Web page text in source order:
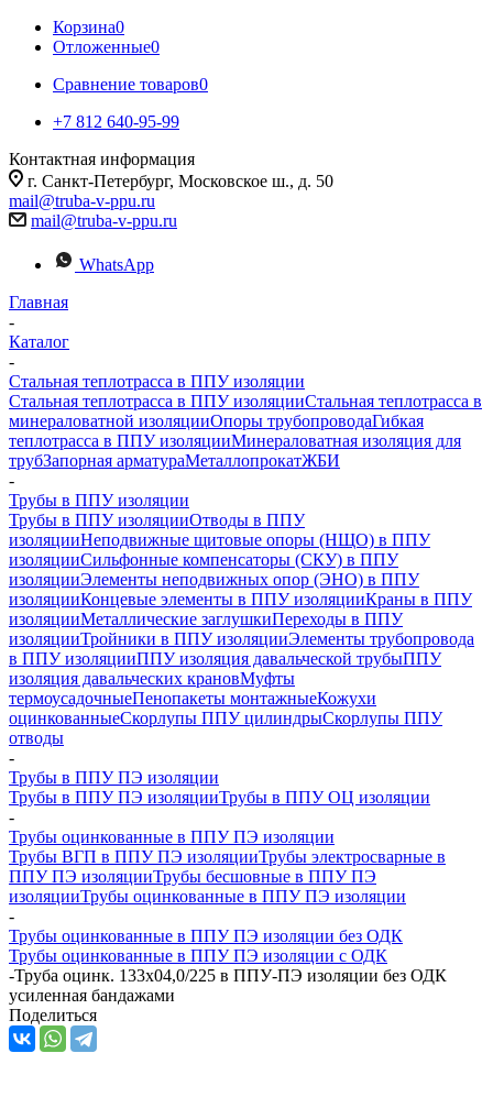
Корзина0
Отложенные0
Сравнение товаров0
+7 812 640-95-99
Контактная информация
г. Санкт-Петербург, Московское ш., д. 50
mail@truba-v-ppu.ru
mail@truba-v-ppu.ru
WhatsApp
Главная
-
Каталог
-
Стальная теплотрасса в ППУ изоляции
Стальная теплотрасса в ППУ изоляцииСтальная теплотрасса в
минераловатной изоляцииОпоры трубопроводаГибкая
теплотрасса в ППУ изоляцииМинераловатная изоляция для
трубЗапорная арматураМеталлопрокатЖБИ
-
Трубы в ППУ изоляции
Трубы в ППУ изоляцииОтводы в ППУ
изоляцииНеподвижные щитовые опоры (НЩО) в ППУ
изоляцииCильфонные компенсаторы (СКУ) в ППУ
изоляцииЭлементы неподвижных опор (ЭНО) в ППУ
изоляцииКонцевые элементы в ППУ изоляцииКраны в ППУ
изоляцииМеталлические заглушкиПереходы в ППУ
изоляцииТройники в ППУ изоляцииЭлементы трубопровода
в ППУ изоляцииППУ изоляция давальческой трубыППУ
изоляция давальческих крановМуфты
термоусадочныеПенопакеты монтажныеКожухи
оцинкованныеСкорлупы ППУ цилиндрыСкорлупы ППУ
отводы
-
Трубы в ППУ ПЭ изоляции
Трубы в ППУ ПЭ изоляцииТрубы в ППУ ОЦ изоляции
-
Трубы оцинкованные в ППУ ПЭ изоляции
Трубы ВГП в ППУ ПЭ изоляцииТрубы электросварные в
ППУ ПЭ изоляцииТрубы бесшовные в ППУ ПЭ
изоляцииТрубы оцинкованные в ППУ ПЭ изоляции
-
Трубы оцинкованные в ППУ ПЭ изоляции без ОДК
Трубы оцинкованные в ППУ ПЭ изоляции с ОДК
-Труба оцинк. 133х04,0/225 в ППУ-ПЭ изоляции без ОДК
усиленная бандажами
Поделиться